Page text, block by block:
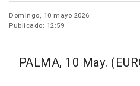
Domingo, 10 mayo 2026
Publicado: 12:59
PALMA, 10 May.